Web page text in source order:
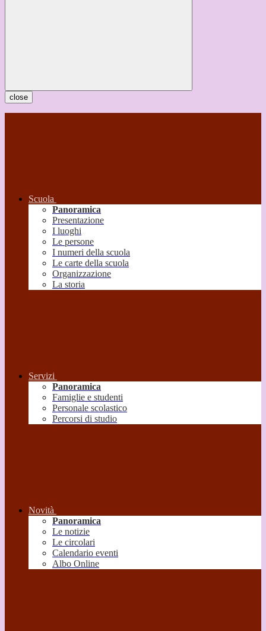
close
Scuola
Panoramica
Presentazione
I luoghi
Le persone
I numeri della scuola
Le carte della scuola
Organizzazione
La storia
Servizi
Panoramica
Famiglie e studenti
Personale scolastico
Percorsi di studio
Novità
Panoramica
Le notizie
Le circolari
Calendario eventi
Albo Online